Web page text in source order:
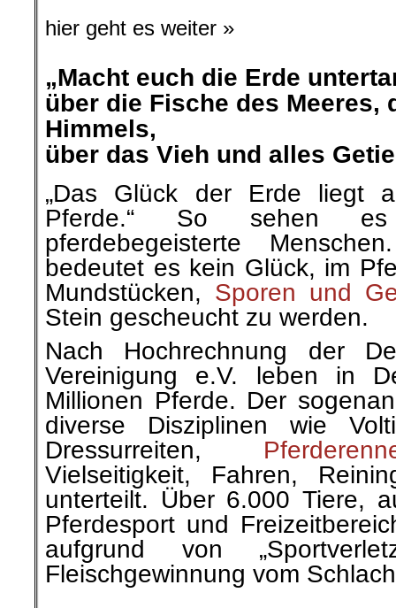
hier geht es weiter »
„Macht euch die Erde
über die Fische des Meeres,
Himmels,
über das Vieh und alles
„Das Glück der Erde liegt
Pferde.“ So sehen
pferdebegeisterte
bedeutet es kein Glück, im
Mundstücken, Sporen und
Stein gescheucht zu werden.
Nach Hochrechnung der
Vereinigung e.V. leben in
Millionen Pferde. Der
diverse Disziplinen wie
Dressurreiten,
Vielseitigkeit, Fahren,
unterteilt. Über 6.000 Tiere,
Pferdesport und
aufgrund von
Fleischgewinnung vom